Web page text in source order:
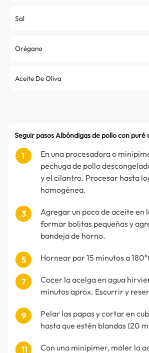
Sal
Orégano
Aceite De Oliva
Seguir pasos Albóndigas de pollo con puré
En una procesadora o
pechuga de pollo
y el cilantro. Procesar hasta
homogénea.
Agregar un poco de aceite en
formar bolitas pequeñas y
bandeja de horno.
Hornear por 15 minutos a
Cocer la acelga en agua
minutos aprox. Escurrir y
Pelar las papas y cortar en
hasta que estén blandas (20
Con una minipimer, moler la